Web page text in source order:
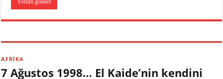
AFRİKA
7 Ağustos 1998… El Kaide’nin kendini